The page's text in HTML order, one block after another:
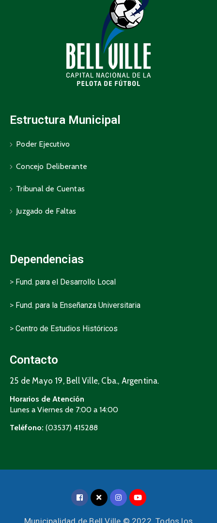
Estructura Municipal
Poder Ejecutivo
Concejo Deliberante
Tribunal de Cuentas
Juzgado de Faltas
Dependencias
> Fund. para el Desarrollo Local
> Fund. para la Enseñanza Universitaria
> Centro de Estudios Históricos
Contacto
25 de Mayo 19, Bell Ville, Cba., Argentina.
Horarios de Atención
Lunes a Viernes de 7:00 a 14:00
Teléfono: (03537) 415288
Municipalidad de Bell Ville © 2022. Todos los